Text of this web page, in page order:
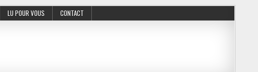
LU POUR VOUS CONTACT